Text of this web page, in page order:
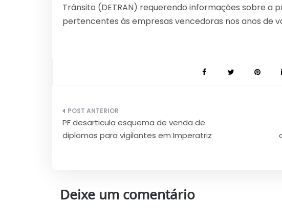
Trânsito (DETRAN) requerendo informações sobre a
pertencentes às empresas vencedoras nos anos de
Navegação
de
PF desarticula esquema de venda de
diplomas para vigilantes em Imperatriz
Deixe um comentário